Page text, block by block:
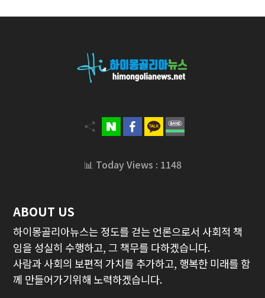
📊 Today Views : 1148
ABOUT US
하이몽골리아뉴스는 정도를 걷는 언론으로서 사회적 책
임을 성실히 수행하고, 그 책무를 다하겠습니다.
사람과 사회의 보편적 가치를 추가하고, 행복한 미래를 함
께 만들어가기위해 노력하겠습니다.